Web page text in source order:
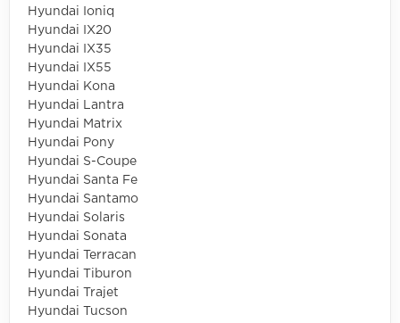
Hyundai Ioniq
Hyundai IX20
Hyundai IX35
Hyundai IX55
Hyundai Kona
Hyundai Lantra
Hyundai Matrix
Hyundai Pony
Hyundai S-Coupe
Hyundai Santa Fe
Hyundai Santamo
Hyundai Solaris
Hyundai Sonata
Hyundai Terracan
Hyundai Tiburon
Hyundai Trajet
Hyundai Tucson